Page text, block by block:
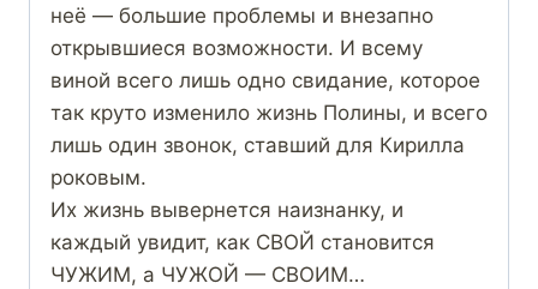
неё — большие проблемы и внезапно
открывшиеся возможности. И всему
виной всего лишь одно свидание, которое
так круто изменило жизнь Полины, и всего
лишь один звонок, ставший для Кирилла
роковым.
Их жизнь вывернется наизнанку, и
каждый увидит, как СВОЙ становится
ЧУЖИМ, а ЧУЖОЙ — СВОИМ…